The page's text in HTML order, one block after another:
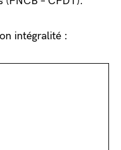
intégralité :